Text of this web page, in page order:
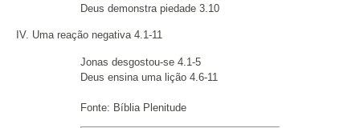
Deus demonstra piedade 3.10
IV. Uma reação negativa 4.1-11
Jonas desgostou-se 4.1-5
Deus ensina uma lição 4.6-11
Fonte: Bíblia Plenitude